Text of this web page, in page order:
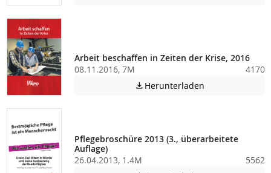
Arbeit beschaffen in Zeiten der Krise, 2016
08.11.2016, 7M
4170
 Herunterladen
Pflegebroschüre 2013 (3., überarbeitete
Auflage)
26.04.2013, 1.4M
5562